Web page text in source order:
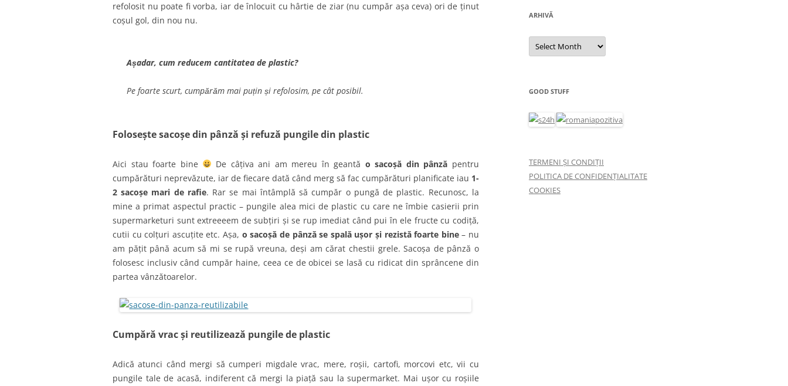
refolosit nu poate fi vorba, iar de înlocuit cu hârtie de ziar (nu cumpăr așa ceva) ori de ținut
coșul gol, din nou nu.
Așadar, cum reducem cantitatea de plastic?
Pe foarte scurt, cumpărăm mai puțin și refolosim, pe cât posibil.
Folosește sacoșe din pânză și refuză pungile din plastic
Aici stau foarte bine De câțiva ani am mereu în geantă o sacoșă din pânză pentru
cumpărături neprevăzute, iar de fiecare dată când merg să fac cumpărături planificate iau 1-
2 sacoșe mari de rafie. Rar se mai întâmplă să cumpăr o pungă de plastic. Recunosc, la
mine a primat aspectul practic – pungile alea mici de plastic cu care ne îmbie casierii prin
supermarketuri sunt extreeeem de subțiri și se rup imediat când pui în ele fructe cu codiță,
cutii cu colțuri ascuțite etc. Așa, o sacoșă de pânză se spală ușor și rezistă foarte bine– nu
am pățit până acum să mi se rupă vreuna, deși am cărat chestii grele. Sacoșa de pânză o
folosesc inclusiv când cumpăr haine, ceea ce de obicei se lasă cu ridicat din sprâncene din
partea vânzătoarelor.
Cumpără vrac și reutilizează pungile de plastic
Adică atunci când mergi să cumperi migdale vrac, mere, roșii, cartofi, morcovi etc, vii cu
pungile tale de acasă, indiferent că mergi la piață sau la supermarket. Mai ușor cu roșiile
ARHIVĂ
Arhivă
GOOD STUFF
TERMENI ȘI CONDIȚII
POLITICA DE CONFIDENȚIALITATE
COOKIES